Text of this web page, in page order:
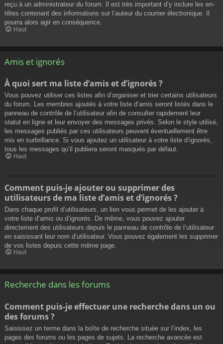
reçu à un administrateur du forum. Il est très important d’y inclure les en-
têtes contenant des informations sur l’auteur du courrier électronique. Il
pourra alors agir en conséquence.
Haut
Amis et ignorés
À quoi sert ma liste d’amis et d’ignorés ?
Vous pouvez utiliser ces listes afin d’organiser et trier certains utilisateurs
du forum. Les membres ajoutés à votre liste d’amis seront listés dans le
panneau de contrôle de l’utilisateur afin de consulter rapidement leur
statut en ligne et leur envoyer des messages privés. Selon le style utilisé,
les messages publiés par ces utilisateurs peuvent éventuellement être
mis en surbrillance. Si vous ajoutez un utilisateur à votre liste d’ignorés,
tous les messages qu’il publiera seront masqués par défaut.
Haut
Comment puis-je ajouter ou supprimer des
utilisateurs de ma liste d’amis et d’ignorés ?
Dans chaque profil d’utilisateurs, un lien vous permet de les ajouter à
votre liste d’amis ou d’ignorés. De même, vous pouvez ajouter
directement des utilisateurs depuis le panneau de contrôle de l’utilisateur
en saisissant leur nom d’utilisateur. Vous pouvez également les supprimer
de vos listes depuis cette même page.
Haut
Recherche dans les forums
Comment puis-je effectuer une recherche dans un ou
des forums ?
Saisissez un terme dans la boîte de recherche située sur l’index, les
pages des forums ou les pages de sujets. La recherche avancée est